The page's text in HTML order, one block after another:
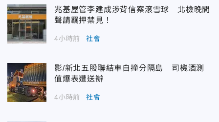
兆基屋管李建成涉背信案滾雪球 北檢晚間
聲請羈押禁見！
4小時前 社會
影/新北五股聯結車自撞分隔島 司機酒測
值爆表遭送辦
4小時前 社會